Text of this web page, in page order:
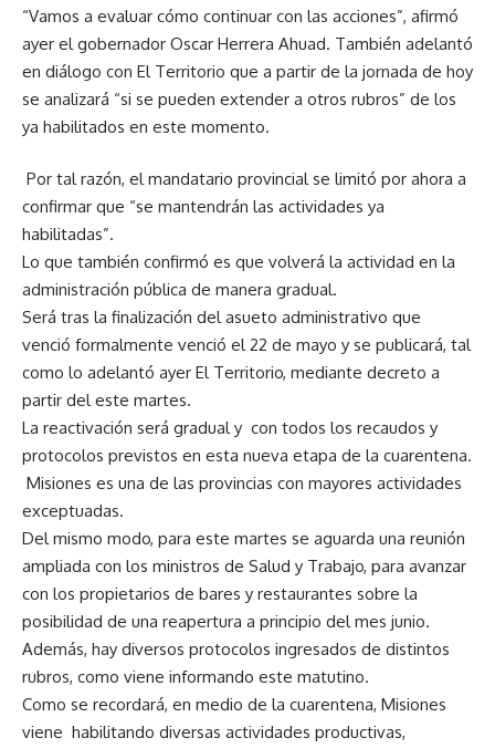
“Vamos a evaluar cómo continuar con las acciones”, afirmó
ayer el gobernador Oscar Herrera Ahuad. También adelantó
en diálogo con El Territorio que a partir de la jornada de hoy
se analizará “si se pueden extender a otros rubros” de los
ya habilitados en este momento.
Por tal razón, el mandatario provincial se limitó por ahora a
confirmar que “se mantendrán las actividades ya
habilitadas”.
Lo que también confirmó es que volverá la actividad en la
administración pública de manera gradual.
Será tras la finalización del asueto administrativo que
venció formalmente venció el 22 de mayo y se publicará, tal
como lo adelantó ayer El Territorio, mediante decreto a
partir del este martes.
La reactivación será gradual y con todos los recaudos y
protocolos previstos en esta nueva etapa de la cuarentena.
Misiones es una de las provincias con mayores actividades
exceptuadas.
Del mismo modo, para este martes se aguarda una reunión
ampliada con los ministros de Salud y Trabajo, para avanzar
con los propietarios de bares y restaurantes sobre la
posibilidad de una reapertura a principio del mes junio.
Además, hay diversos protocolos ingresados de distintos
rubros, como viene informando este matutino.
Como se recordará, en medio de la cuarentena, Misiones
viene habilitando diversas actividades productivas,